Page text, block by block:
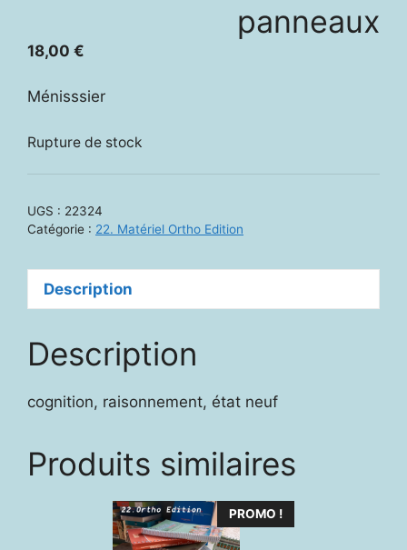
panneaux
18,00 €
Ménisssier
Rupture de stock
UGS : 22324
Catégorie : 22. Matériel Ortho Edition
Description
Description
cognition, raisonnement, état neuf
Produits similaires
PROMO !